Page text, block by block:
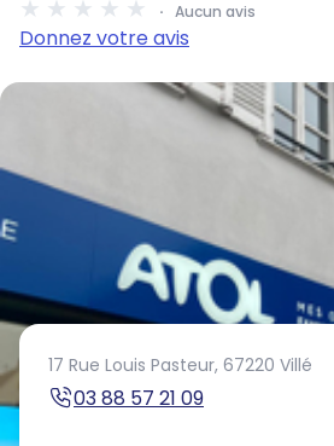
Aucun avis
Donnez votre avis
17 Rue Louis Pasteur, 67220 Villé
03 88 57 21 09